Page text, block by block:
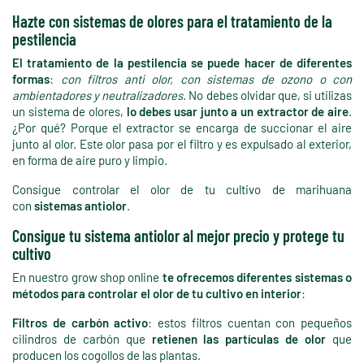
Hazte con sistemas de olores para el tratamiento de la
pestilencia
El tratamiento de la pestilencia se puede hacer de diferentes
formas: con filtros anti olor, con sistemas de ozono o con
ambientadores y neutralizadores. No debes olvidar que, si utilizas
un sistema de olores, lo debes usar junto a un extractor de aire.
¿Por qué? Porque el extractor se encarga de succionar el aire
junto al olor. Este olor pasa por el filtro y es expulsado al exterior,
en forma de aire puro y limpio.
Consigue controlar el olor de tu cultivo de marihuana
con sistemas antiolor.
Consigue tu sistema antiolor al mejor precio y protege tu
cultivo
En nuestro grow shop online te ofrecemos diferentes sistemas o
métodos para controlar el olor de tu cultivo en interior:
Filtros de carbón activo: estos filtros cuentan con pequeños
cilindros de carbón que retienen las partículas de olor que
producen los cogollos de las plantas.